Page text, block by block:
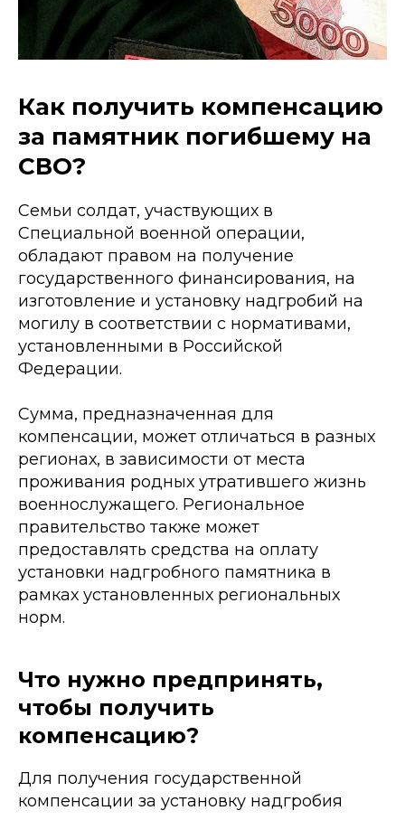
Как получить компенсацию
за памятник погибшему на
СВО?
Семьи солдат, участвующих в
Специальной военной операции,
обладают правом на получение
государственного финансирования, на
изготовление и установку надгробий на
могилу в соответствии с нормативами,
установленными в Российской
Федерации.
Сумма, предназначенная для
компенсации, может отличаться в разных
регионах, в зависимости от места
проживания родных утратившего жизнь
военнослужащего. Региональное
правительство также может
предоставлять средства на оплату
установки надгробного памятника в
рамках установленных региональных
норм.
Что нужно предпринять,
чтобы получить
компенсацию?
Для получения государственной
компенсации за установку надгробия